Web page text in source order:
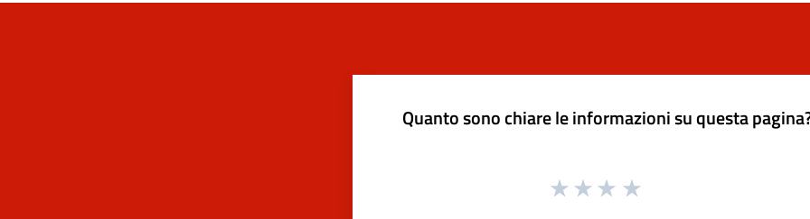
Quanto sono chiare le informazioni su questa